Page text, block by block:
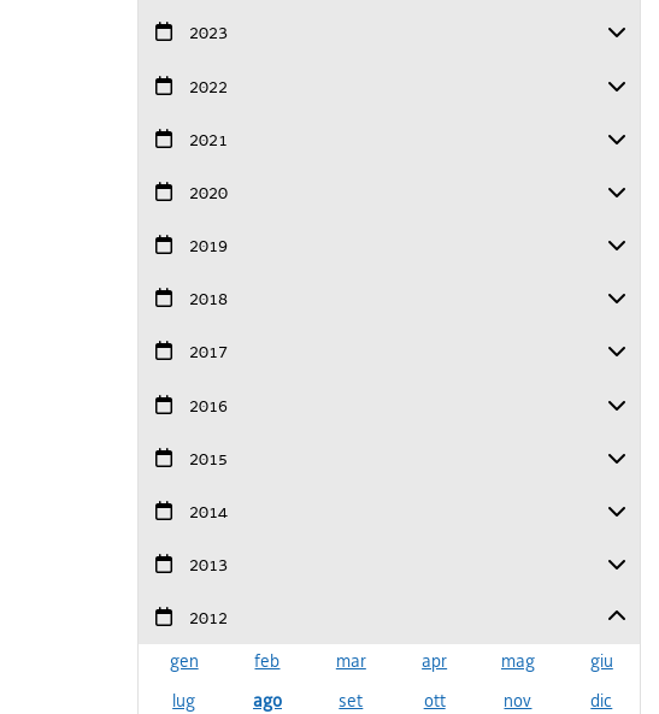
2023
2022
2021
2020
2019
2018
2017
2016
2015
2014
2013
2012
gen
feb mar apr mag
giu
lug
ago set ott nov dic